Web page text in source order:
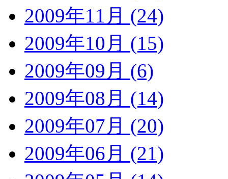
2009年11月 (24)
2009年10月 (15)
2009年09月 (6)
2009年08月 (14)
2009年07月 (20)
2009年06月 (21)